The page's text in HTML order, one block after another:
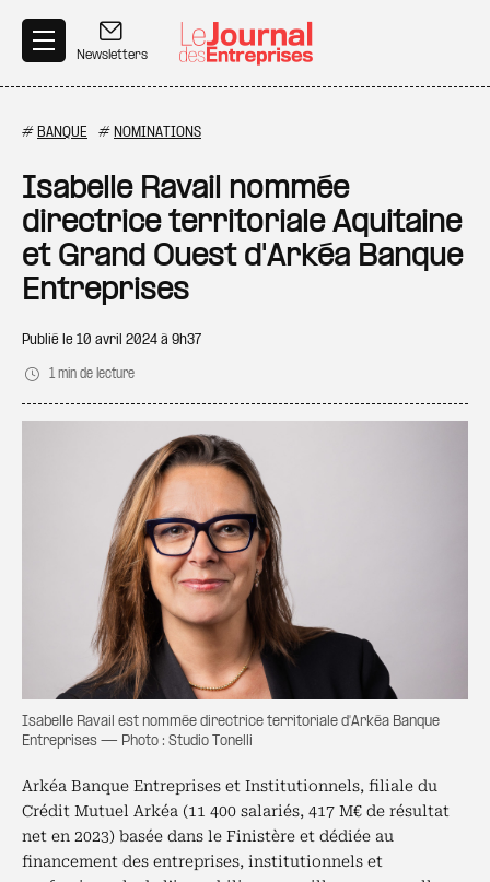
Newsletters
# BANQUE # NOMINATIONS
Isabelle Ravail nommée
directrice territoriale Aquitaine
et Grand Ouest d'Arkéa Banque
Entreprises
Publié le 10 avril 2024 à 9h37
1 min de lecture
Isabelle Ravail est nommée directrice territoriale d'Arkéa Banque
Entreprises — Photo : Studio Tonelli
Arkéa Banque Entreprises et Institutionnels, filiale du
Crédit Mutuel Arkéa (11 400 salariés, 417 M€ de résultat
net en 2023) basée dans le Finistère et dédiée au
financement des entreprises, institutionnels et